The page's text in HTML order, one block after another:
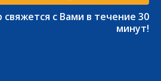
с Вами в течение 30
минут!